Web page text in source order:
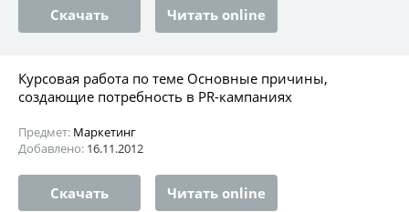
Скачать Читать online
Курсовая работа по теме Основные причины,
создающие потребность в PR-кампаниях
Предмет: Маркетинг
Добавлено: 16.11.2012
Скачать Читать online